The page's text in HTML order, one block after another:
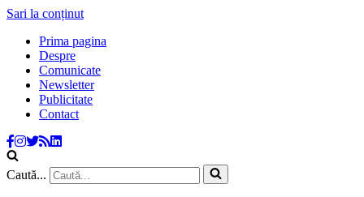
Sari la conținut
Prima pagina
Despre
Comunicate
Newsletter
Publicitate
Contact
Caută...